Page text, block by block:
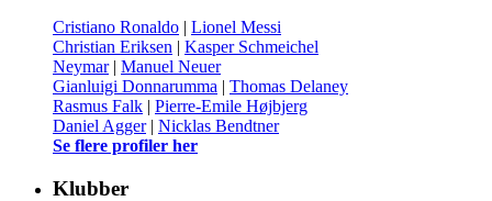
Cristiano Ronaldo | Lionel Messi
Christian Eriksen | Kasper Schmeichel
Neymar| Manuel Neuer
Gianluigi Donnarumma | Thomas Delaney
Rasmus Falk | Pierre-Emile Højbjerg
Daniel Agger| Nicklas Bendtner
Se flere profiler her
Klubber